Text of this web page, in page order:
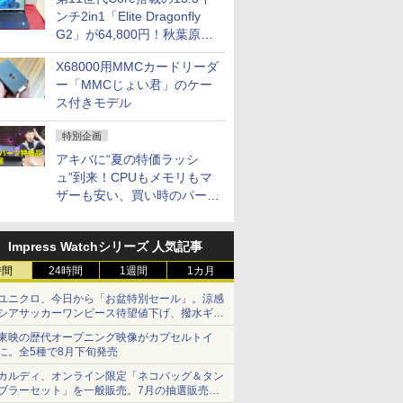
ンチ2in1「Elite Dragonfly
G2」が64,800円！秋葉原で
中古PCセール
X68000用MMCカードリーダ
ー「MMCじょい君」のケー
ス付きモデル
特別企画
アキバに“夏の特価ラッシ
ュ”到来！CPUもメモリもマ
ザーも安い、買い時のパーツ
Impress Watchシリーズ 人気記事
24時間 1週間 1カ月
ニクロ、今日から「お盆特別セール」。涼感
アサッカーワンピース待望値下げ、撥水ギア
ョーツは1990円に
映の歴代オープニング映像がカプセルトイ
。全5種で8月下旬発売
ルディ、オンライン限定「ネコバッグ＆タン
ラーセット」を一般販売。7月の抽選販売の